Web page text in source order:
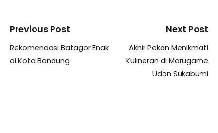
Previous Post
Rekomendasi Batagor Enak
di Kota Bandung
Next Post
Akhir Pekan Menikmati
Kulineran di Marugame
Udon Sukabumi